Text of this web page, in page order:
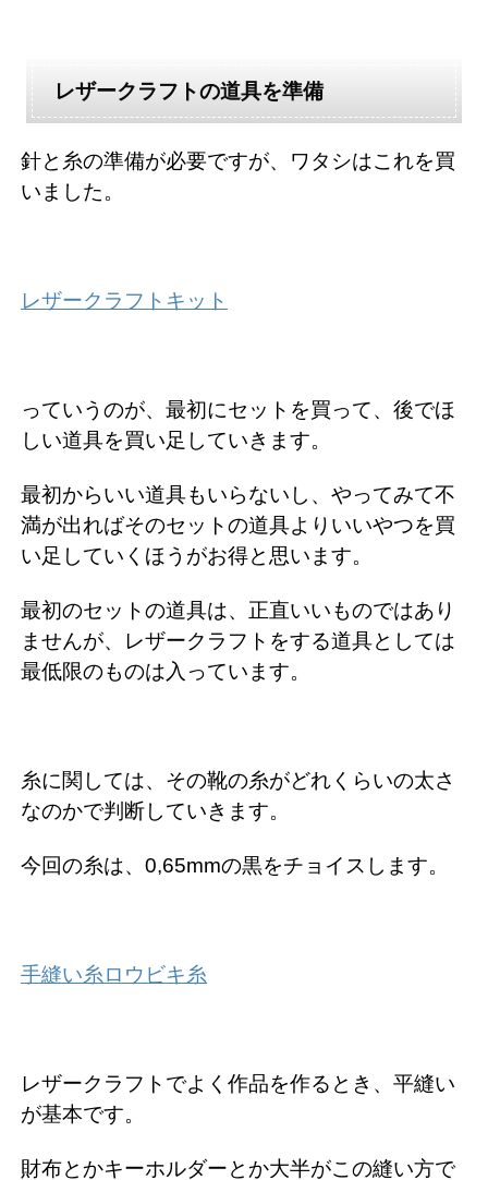
レザークラフトの道具を準備
針と糸の準備が必要ですが、ワタシはこれを買
いました。
レザークラフトキット
っていうのが、最初にセットを買って、後でほ
しい道具を買い足していきます。
最初からいい道具もいらないし、やってみて不
満が出ればそのセットの道具よりいいやつを買
い足していくほうがお得と思います。
最初のセットの道具は、正直いいものではあり
ませんが、レザークラフトをする道具としては
最低限のものは入っています。
糸に関しては、その靴の糸がどれくらいの太さ
なのかで判断していきます。
今回の糸は、0,65mmの黒をチョイスします。
手縫い糸ロウビキ糸
レザークラフトでよく作品を作るとき、平縫い
が基本です。
財布とかキーホルダーとか大半がこの縫い方で